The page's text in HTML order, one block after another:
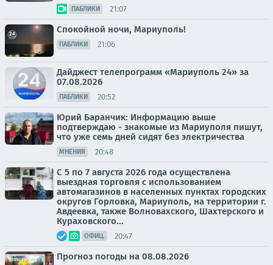
ПАБЛИКИ 21:07
Спокойной ночи, Мариуполь!
ПАБЛИКИ 21:06
Дайджест телепрограмм «Мариуполь 24» за
07.08.2026
ПАБЛИКИ 20:52
Юрий Баранчик: Информацию выше
подтверждаю - знакомые из Мариуполя пишут,
что уже семь дней сидят без электричества
МНЕНИЯ 20:48
С 5 по 7 августа 2026 года осуществлена
выездная торговля с использованием
автомагазинов в населенных пунктах городских
округов Горловка, Мариуполь, на территории г.
Авдеевка, также Волновахского, Шахтерского и
Кураховского...
ОФИЦ. 20:47
Прогноз погоды на 08.08.2026